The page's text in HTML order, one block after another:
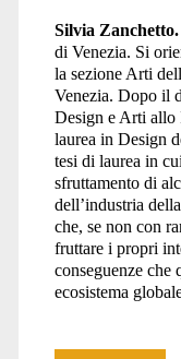
Silvia Zanchetto.
di Venezia. Si
la sezione Arti
Venezia. Dopo il
Design e Arti allo
laurea in Design
tesi di laurea in
sfruttamento di
dell’industria
che, se non con
fruttare i propri
conseguenze che
ecosistema